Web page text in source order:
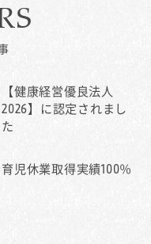
【健康経営優良法人
2026】に認定されまし
た
育児休業取得実績100％